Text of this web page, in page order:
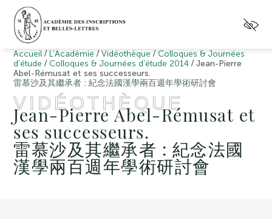
Accueil / L’Académie /Vidéothèque / Colloques & Journées
d'étude / Colloques & Journées d'étude 2014 /Jean-Pierre
Abel-Rémusat et ses successeurs.
雷慕沙及其繼承者 : 紀念法國漢學兩百週年學術研討會
VIDÉOTHÈQUE
Jean-Pierre Abel-Rémusat et
ses successeurs.
雷慕沙及其繼承者 : 紀念法國
漢學兩百週年學術研討會